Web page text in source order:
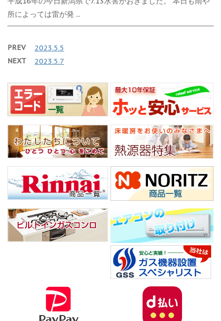
所によっては雷が発 ...
PREV 2023.5.5
NEXT 2023.5.7